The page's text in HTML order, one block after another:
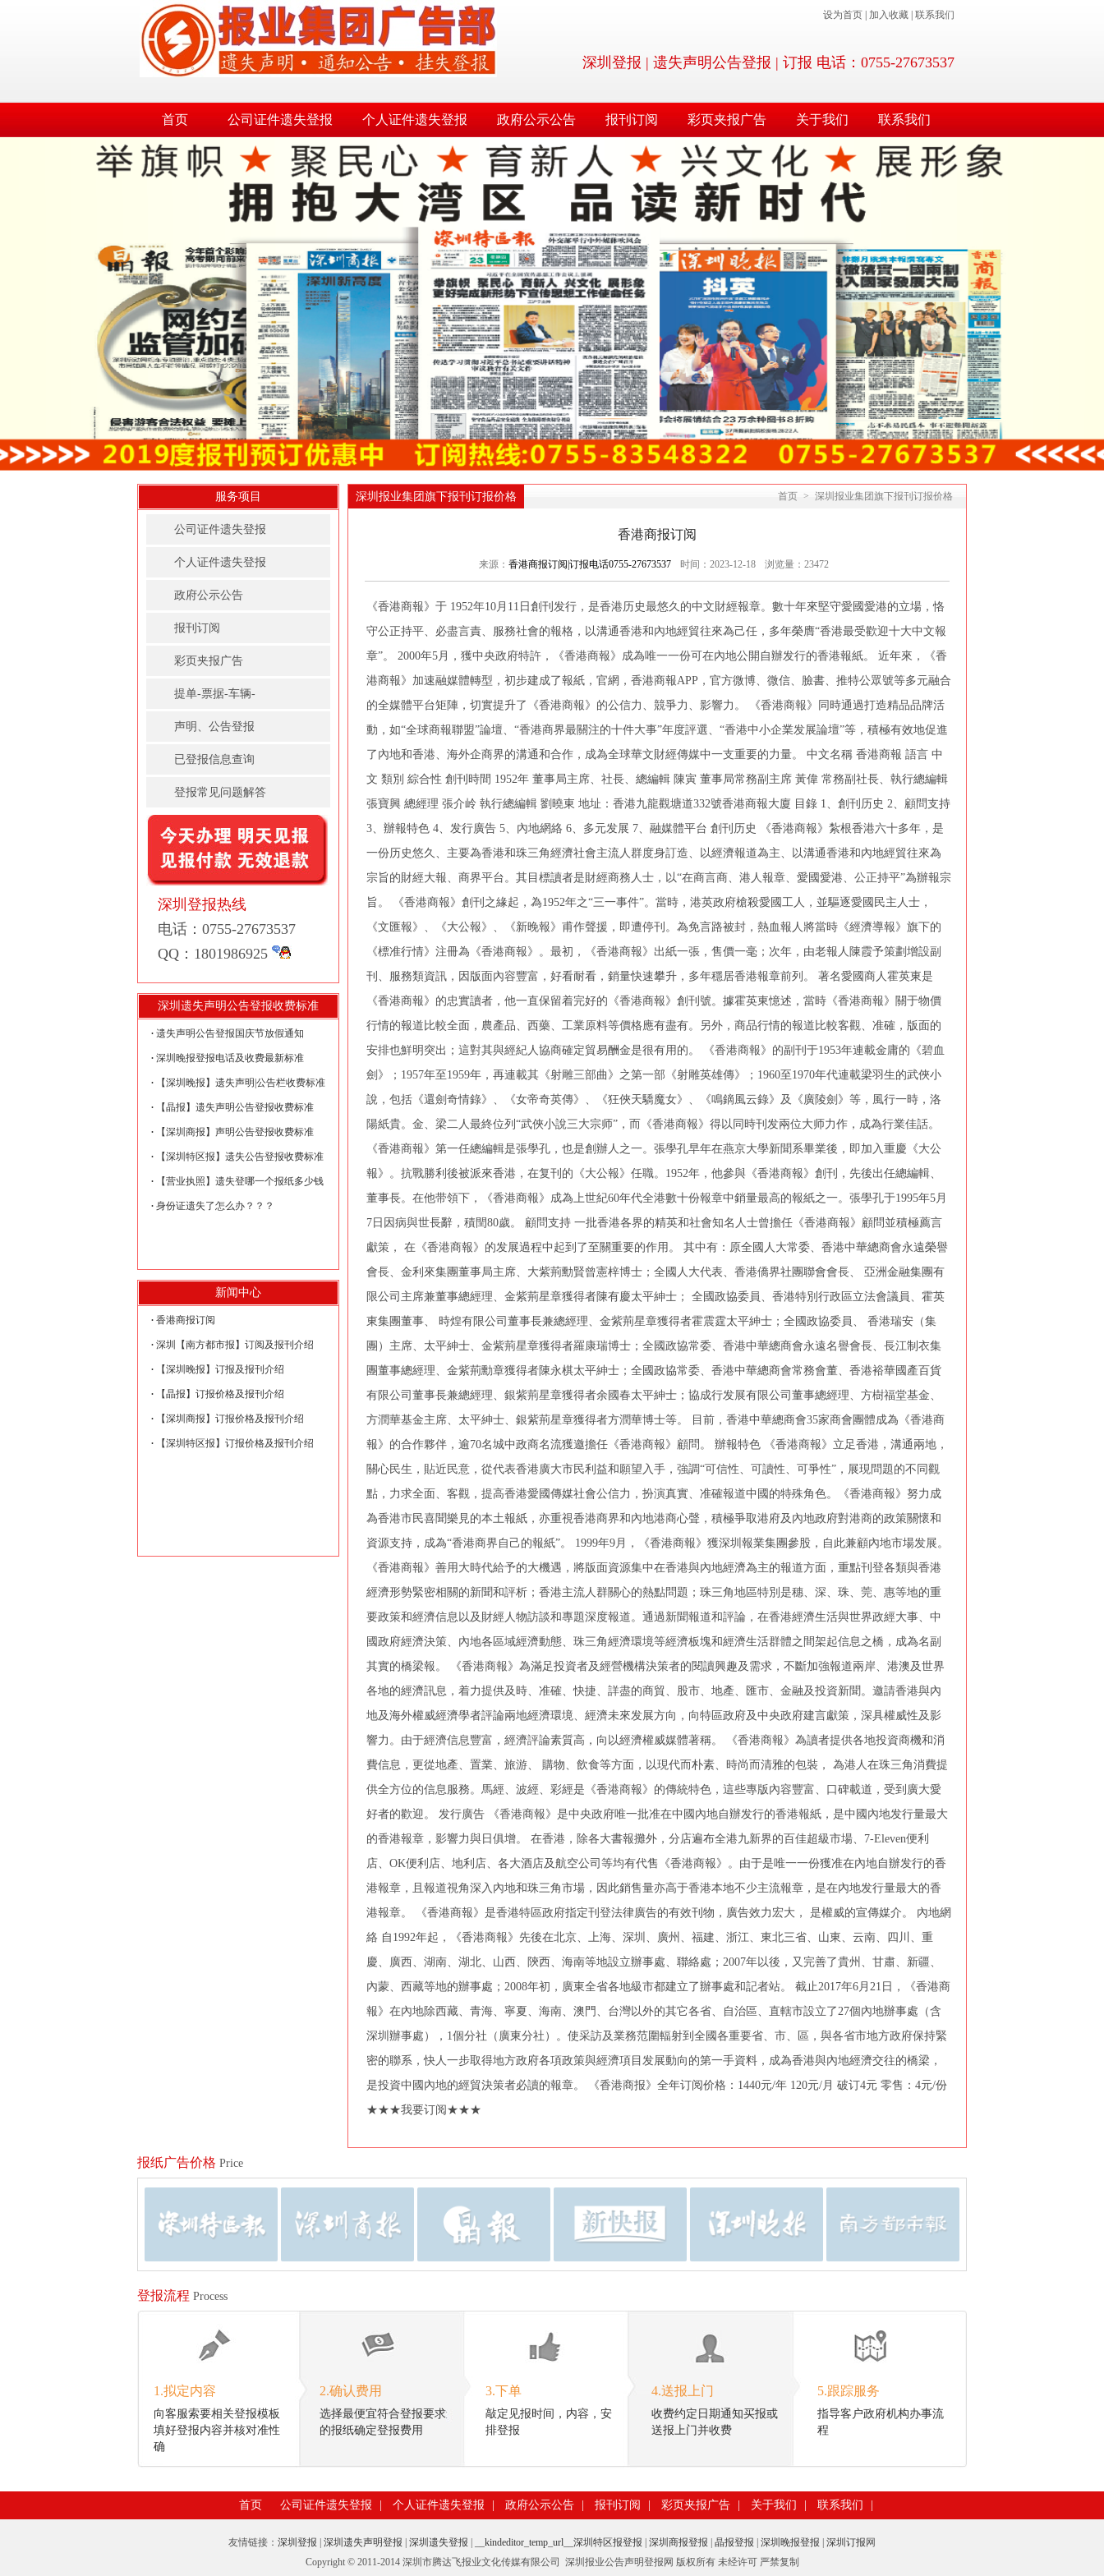
设为首页 加入收藏 联系我们
深圳登报 | 遗失声明公告登报 | 订报 电话：0755-27673537
首页 公司证件遗失登报 个人证件遗失登报 政府公示公告 报刊订阅 彩页夹报广告 关于我们 联系我们
服务项目
公司证件遗失登报
个人证件遗失登报
政府公示公告
报刊订阅
彩页夹报广告
提单-票据-车辆-
房屋租赁凭证登报
声明、公告登报
已登报信息查询
登报常见问题解答
深圳登报热线
电话：0755-27673537
QQ：1801986925
深圳遗失声明公告登报收费标准
遗失声明公告登报国庆节放假通知
深圳晚报登报电话及收费最新标准
【深圳晚报】遗失声明|公告栏收费标准
【晶报】遗失声明公告登报收费标准
【深圳商报】声明公告登报收费标准
【深圳特区报】遗失公告登报收费标准
【营业执照】遗失登哪一个报纸多少钱
身份证遗失了怎么办？？？
新闻中心
香港商报订阅
深圳【南方都市报】订阅及报刊介绍
【深圳晚报】订报及报刊介绍
【晶报】订报价格及报刊介绍
【深圳商报】订报价格及报刊介绍
【深圳特区报】订报价格及报刊介绍
深圳报业集团旗下报刊订报价格 首页 > 深圳报业集团旗下报刊订报价格
香港商报订阅
来源： 香港商报订阅|订报电话0755-27673537 时间：2023-12-18 浏览量： 23472
《香港商報》于 1952年10月11日創刊发行，是香港历史最悠久的中文財經報章。數十年來堅守愛國愛港的立場，恪
守公正持平、必盡言責、服務社會的報格，以溝通香港和內地經貿往來為己任，多年榮膺“香港最受歡迎十大中文報
章”。 2000年5月，獲中央政府特許，《香港商報》成為唯一一份可在內地公開自辦发行的香港報紙。 近年來，《香
港商報》加速融媒體轉型，初步建成了報紙，官網，香港商報APP，官方微博、微信、臉書、推特公眾號等多元融合
的全媒體平台矩陣，切實提升了《香港商報》的公信力、競爭力、影響力。 《香港商報》同時通過打造精品品牌活
動，如“全球商報聯盟”論壇、“香港商界最關注的十件大事”年度評選、“香港中小企業发展論壇”等，積極有效地促進
了內地和香港、海外企商界的溝通和合作，成為全球華文財經傳媒中一支重要的力量。 中文名稱 香港商報 語言 中
文 類別 綜合性 創刊時間 1952年 董事局主席、社長、總編輯 陳寅 董事局常務副主席 黃偉 常務副社長、執行總編輯
張寶興 總經理 張介岭 執行總編輯 劉曉東 地址：香港九龍觀塘道332號香港商報大廈 目錄 1、創刊历史 2、顧問支持
3、辦報特色 4、发行廣告 5、內地網絡 6、多元发展 7、融媒體平台 創刊历史 《香港商報》紮根香港六十多年，是
一份历史悠久、主要為香港和珠三角經濟社會主流人群度身訂造、以經濟報道為主、以溝通香港和內地經貿往來為
宗旨的財經大報、商界平台。其目標讀者是財經商務人士，以“在商言商、港人報章、愛國愛港、公正持平”為辦報宗
旨。 《香港商報》創刊之緣起，為1952年之“三一事件”。當時，港英政府槍殺愛國工人，並驅逐愛國民主人士，
《文匯報》、《大公報》、《新晚報》甫作聲援，即遭停刊。為免言路被封，熱血報人將當時《經濟導報》旗下的
《標准行情》注冊為《香港商報》。最初，《香港商報》出紙一張，售價一毫；次年，由老報人陳霞予策劃增設副
刊、服務類資訊，因版面內容豐富，好看耐看，銷量快速攀升，多年穩居香港報章前列。 著名愛國商人霍英東是
《香港商報》的忠實讀者，他一直保留着完好的《香港商報》創刊號。據霍英東憶述，當時《香港商報》關于物價
行情的報道比較全面，農產品、西藥、工業原料等價格應有盡有。另外，商品行情的報道比較客觀、准確，版面的
安排也鮮明突出；這對其與經紀人協商確定貿易酬金是很有用的。 《香港商報》的副刊于1953年連載金庸的《碧血
劍》；1957年至1959年，再連載其《射雕三部曲》之第一部《射雕英雄傳》；1960至1970年代連載梁羽生的武俠小
說，包括《還劍奇情錄》、《女帝奇英傳》、《狂俠天驕魔女》、《鳴鏑風云錄》及《廣陵劍》等，風行一時，洛
陽紙貴。金、梁二人最終位列“武俠小說三大宗师”，而《香港商報》得以同時刊发兩位大师力作，成為行業佳話。
《香港商報》第一任總編輯是張學孔，也是創辦人之一。張學孔早年在燕京大學新聞系畢業後，即加入重慶《大公
報》。抗戰勝利後被派來香港，在复刊的《大公報》任職。1952年，他參與《香港商報》創刊，先後出任總編輯、
董事長。在他带領下，《香港商報》成為上世紀60年代全港數十份報章中銷量最高的報紙之一。張學孔于1995年5月
7日因病與世長辭，積閏80歲。 顧問支持 一批香港各界的精英和社會知名人士曾擔任《香港商報》顧問並積極薦言
獻策， 在《香港商報》的发展過程中起到了至關重要的作用。 其中有：原全國人大常委、香港中華總商會永遠榮譽
會長、金利來集團董事局主席、大紫荊勳賢曾憲梓博士；全國人大代表、香港僑界社團聯會會長、 亞洲金融集團有
限公司主席兼董事總經理、金紫荊星章獲得者陳有慶太平紳士； 全國政協委員、香港特別行政區立法會議員、霍英
東集團董事、 時煌有限公司董事長兼總經理、金紫荊星章獲得者霍震霆太平紳士；全國政協委員、 香港瑞安（集
團）主席、太平紳士、金紫荊星章獲得者羅康瑞博士；全國政協常委、香港中華總商會永遠名譽會長、長江制衣集
團董事總經理、金紫荊勳章獲得者陳永棋太平紳士；全國政協常委、香港中華總商會常務會董、香港裕華國產百貨
有限公司董事長兼總經理、銀紫荊星章獲得者余國春太平紳士；協成行发展有限公司董事總經理、方樹福堂基金、
方潤華基金主席、太平紳士、銀紫荊星章獲得者方潤華博士等。 目前，香港中華總商會35家商會團體成為《香港商
報》的合作夥伴，逾70名城中政商名流獲邀擔任《香港商報》顧問。 辦報特色 《香港商報》立足香港，溝通兩地，
關心民生，貼近民意，從代表香港廣大市民利益和願望入手，強調“可信性、可讀性、可爭性”，展現問題的不同觀
點，力求全面、客觀，提高香港愛國傳媒社會公信力，扮演真實、准確報道中國的特殊角色。《香港商報》努力成
為香港市民喜聞樂見的本土報紙，亦重視香港商界和內地港商心聲，積極爭取港府及內地政府對港商的政策關懷和
資源支持，成為“香港商界自己的報紙”。 1999年9月，《香港商報》獲深圳報業集團參股，自此兼顧內地市場发展。
《香港商報》善用大時代給予的大機遇，將版面資源集中在香港與內地經濟為主的報道方面，重點刊登各類與香港
經濟形勢緊密相關的新聞和評析；香港主流人群關心的熱點問題；珠三角地區特別是穗、深、珠、莞、惠等地的重
要政策和經濟信息以及財經人物訪談和專題深度報道。通過新聞報道和評論，在香港經濟生活與世界政經大事、中
國政府經濟決策、內地各區域經濟動態、珠三角經濟環境等經濟板塊和經濟生活群體之間架起信息之橋，成為名副
其實的橋梁報。 《香港商報》為滿足投資者及經營機構決策者的閱讀興趣及需求，不斷加強報道兩岸、港澳及世界
各地的經濟訊息，着力提供及時、准確、快捷、詳盡的商貿、股市、地產、匯市、金融及投資新聞。邀請香港與內
地及海外權威經濟學者評論兩地經濟環境、經濟未來发展方向，向特區政府及中央政府建言獻策，深具權威性及影
響力。由于經濟信息豐富，經濟評論素質高，向以經濟權威媒體著稱。 《香港商報》為讀者提供各地投資商機和消
費信息，更從地產、置業、旅游、 購物、飲食等方面，以現代而朴素、時尚而清雅的包裝， 為港人在珠三角消費提
供全方位的信息服務。馬經、波經、彩經是《香港商報》的傳統特色，這些專版內容豐富、口碑載道，受到廣大愛
好者的歡迎。 发行廣告 《香港商報》是中央政府唯一批准在中國內地自辦发行的香港報紙，是中國內地发行量最大
的香港報章，影響力與日俱增。 在香港，除各大書報攤外，分店遍布全港九新界的百佳超級市場、7-Eleven便利
店、OK便利店、地利店、各大酒店及航空公司等均有代售《香港商報》。由于是唯一一份獲准在內地自辦发行的香
港報章，且報道視角深入內地和珠三角市場，因此銷售量亦高于香港本地不少主流報章，是在內地发行量最大的香
港報章。 《香港商報》是香港特區政府指定刊登法律廣告的有效刊物，廣告效力宏大， 是權威的宣傳媒介。 內地網
絡 自1992年起，《香港商報》先後在北京、上海、深圳、廣州、福建、浙江、東北三省、山東、云南、四川、重
慶、廣西、湖南、湖北、山西、陝西、海南等地設立辦事處、聯絡處；2007年以後，又完善了貴州、甘肅、新疆、
內蒙、西藏等地的辦事處；2008年初，廣東全省各地級市都建立了辦事處和記者站。 截止2017年6月21日，《香港商
報》在內地除西藏、青海、寧夏、海南、澳門、台灣以外的其它各省、自治區、直轄市設立了27個內地辦事處（含
深圳辦事處），1個分社（廣東分社）。使采訪及業務范圍輻射到全國各重要省、市、區，與各省市地方政府保持緊
密的聯系，快人一步取得地方政府各項政策與經濟項目发展動向的第一手資料，成為香港與內地經濟交往的橋梁，
是投資中國內地的經貿決策者必讀的報章。 《香港商报》全年订阅价格：1440元/年 120元/月 破订4元 零售：4元/份
★★★我要订阅★★★
报纸广告价格 Price
登报流程 Process
1.拟定内容
向客服索要相关登报模板
填好登报内容并核对准性
确
2.确认费用
选择最便宜符合登报要求
的报纸确定登报费用
3.下单
敲定见报时间，内容，安
排登报
4.送报上门
收费约定日期通知买报或
送报上门并收费
5.跟踪服务
指导客户政府机构办事流
程
首页 公司证件遗失登报 个人证件遗失登报 政府公示公告 报刊订阅 彩页夹报广告 关于我们 联系我们
友情链接： 深圳登报 深圳遗失声明登报 深圳遗失登报 __kindeditor_temp_url__ 深圳特区报登报 深圳商报登报 晶报登报 深圳晚报登报 深圳订报 网
Copyright © 2011-2014 深圳市腾达飞报业文化传媒有限公司 深圳报业公告声明登报网 版权所有 未经许可 严禁复制